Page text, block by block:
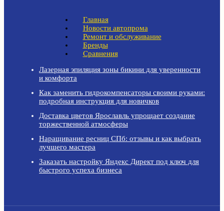
Главная
Новости автопрома
Ремонт и обслуживание
Бренды
Сравнения
Лазерная эпиляция зоны бикини для уверенности
и комфорта
Как заменить гидрокомпенсаторы своими руками:
подробная инструкция для новичков
Доставка цветов Ярославль упрощает создание
торжественной атмосферы
Наращивание ресниц СПб: отзывы и как выбрать
лучшего мастера
Заказать настройку Яндекс Директ под ключ для
быстрого успеха бизнеса